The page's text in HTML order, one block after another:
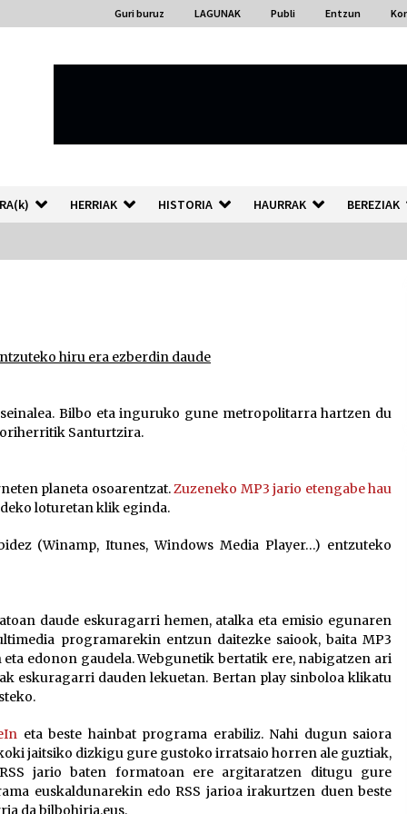
Guri buruz LAGUNAK Publi Entzun
HERRIAK HISTORIA HAURRAK BEREZIAK
2026/07/15
Martxa ospatuko da
2026/07/07
hiru era ezberdin daude
Bilbo eta inguruko gune metropolitarra hartzen du
Santurtzira.
planeta osoarentzat.Zuzeneko MP3 jario etengabe hau
loturetan klik eginda.
(Winamp, Itunes, Windows Media Player…) entzuteko
daude eskuragarri hemen, atalka eta emisio egunaren
programarekin entzun daitezke saiook, baita MP3
edonon gaudela. Webgunetik bertatik ere, nabigatzen ari
eskuragarri dauden lekuetan. Bertan play sinboloa klikatu
eta beste hainbat programa erabiliz. Nahi dugun saiora
jaitsiko dizkigu gure gustoko irratsaio horren ale guztiak,
jario baten formatoan ere argitaratzen ditugu gure
euskaldunarekin edo RSS jarioa irakurtzen duen beste
da bilbohiria.eus.